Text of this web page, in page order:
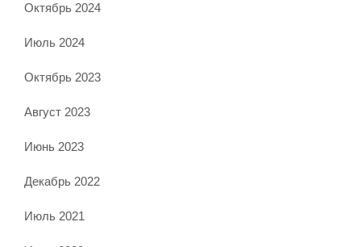
Октябрь 2024
Июль 2024
Октябрь 2023
Август 2023
Июнь 2023
Декабрь 2022
Июль 2021